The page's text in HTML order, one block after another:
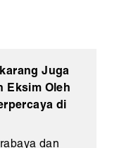
Juga
Eksim Oleh
di
dan